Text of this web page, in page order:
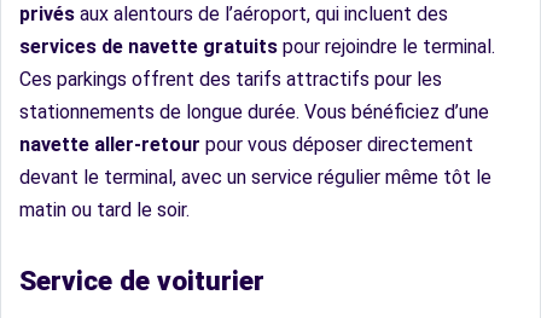
privés aux alentours de l’aéroport, qui incluent des
services de navette gratuits pour rejoindre le terminal.
Ces parkings offrent des tarifs attractifs pour les
stationnements de longue durée. Vous bénéficiez d’une
navette aller-retour pour vous déposer directement
devant le terminal, avec un service régulier même tôt le
matin ou tard le soir.
Service de voiturier